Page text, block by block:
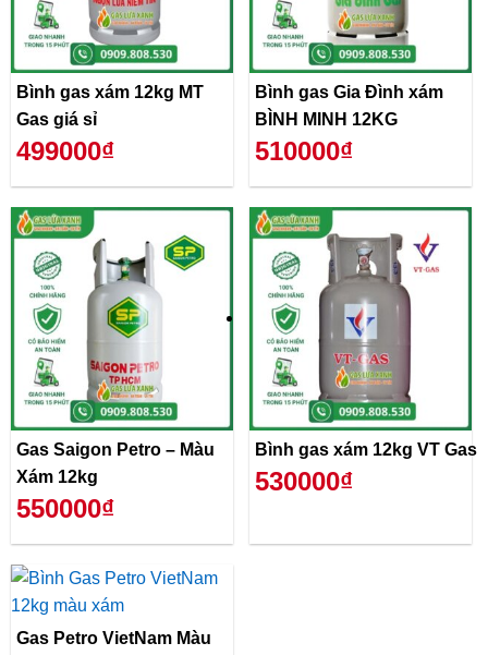
Bình gas xám 12kg MT
Gas giá sỉ
499000₫
Bình gas Gia Đình xám
BÌNH MINH 12KG
510000₫
Gas Saigon Petro – Màu
Xám 12kg
550000₫
Bình gas xám 12kg VT Gas
530000₫
Gas Petro VietNam Màu